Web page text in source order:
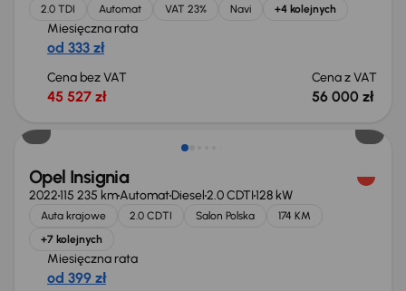
2.0 TDI Automat VAT 23% Navi +4 kolejnych
Miesięczna rata
od 333 zł
Cena bez VAT
45 527 zł
Cena z VAT
56 000 zł
Taniej o 1 000 zł
Opel Insignia
2022115 235 kmAutomatDiesel2.0 CDTI128 kW
Auta krajowe 2.0 CDTI Salon Polska
174 KM
+7 kolejnych
Miesięczna rata
od 399 zł